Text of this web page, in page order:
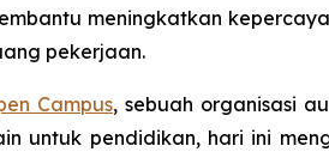
meningkatkan
pekerjaan.
Campus, sebuah organisasi
untuk pendidikan, hari ini